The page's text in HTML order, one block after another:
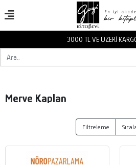
3000 TL VE ÜZERİ
Merve Kaplan
Filtreleme